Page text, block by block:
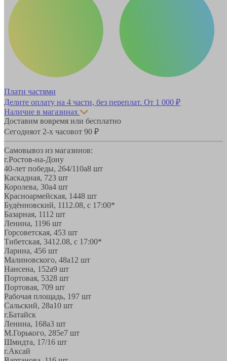
Плати частями
Делите оплату на 4 части, без переплат. От 1 000 ₽
Наличие в магазинах
Доставим вовремя или бесплатно
Сегодняот 2-х часовот 90 ₽
Самовывоз из магазинов:
г.Ростов-на-Дону
40-лет победы, 264/110а8 шт
Каскадная, 723 шт
Королева, 30а4 шт
Красноармейская, 1448 шт
Будённовский, 1112.08, с 17:00*
Базарная, 1112 шт
Ленина, 1196 шт
Горсоветская, 453 шт
Тибетская, 3412.08, с 17:00*
Ларина, 456 шт
Малиновского, 48а12 шт
Нансена, 152а9 шт
Портовая, 5328 шт
Портовая, 709 шт
Рабочая площадь, 197 шт
Сальский, 28a10 шт
г.Батайск
Ленина, 168а3 шт
М.Горького, 285е7 шт
Шмидта, 17/16 шт
г.Аксай